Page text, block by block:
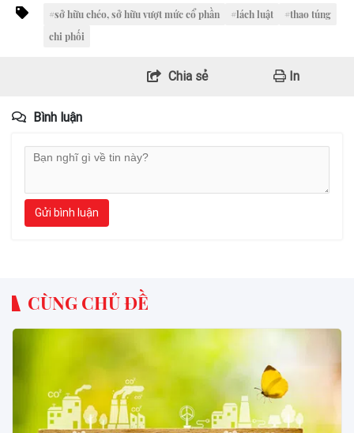
#sở hữu chéo, sở hữu vượt mức cổ phần #lách luật
#thao túng
chi phối
Chia sẻ In
Bình luận
Gửi bình luận
CÙNG CHỦ ĐỀ